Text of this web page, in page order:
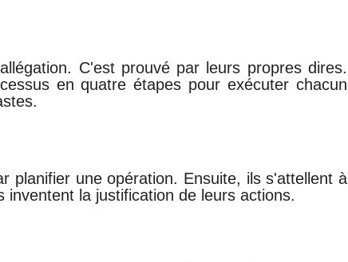
C'est prouvé par leurs propres dires.
en quatre étapes pour exécuter chacun
planifier une opération. Ensuite, ils s'attellent à
inventent la justification de leurs actions.